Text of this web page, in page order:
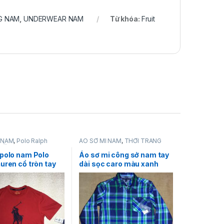
NAM UNDERWEAR NAM Từ khóa: Fruit
, Polo Ralph
TRANG NAM
nam Polo
cổ tròn tay
đỏ size L chính
mỹ
ÁO SƠ MI NAM, THỜI TRANG
Áo sơ mi công sở nam tay
dài sọc caro màu xanh
Tommy Hilfiger size L